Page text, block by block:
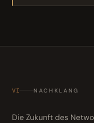
VI NACHKLANG
Die Zukunft des